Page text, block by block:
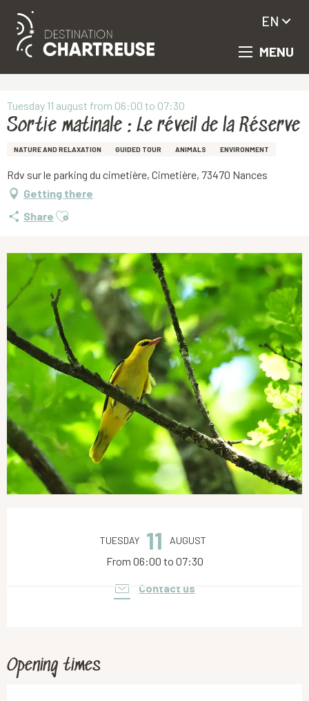
Aller
principal
MENU
EN
Tuesday 11 august from 06:00 to 07:30
Sortie matinale : Le réveil de la Réserve
NATURE AND RELAXATION GUIDED TOUR ANIMALS ENVIRONMENT
Rdv sur le parking du cimetière, Cimetière, 73470 Nances
Getting there
Share Ajouter aux favoris
TUESDAY 11 AUGUST
From 06:00 to 07:30
Contact us
Opening times